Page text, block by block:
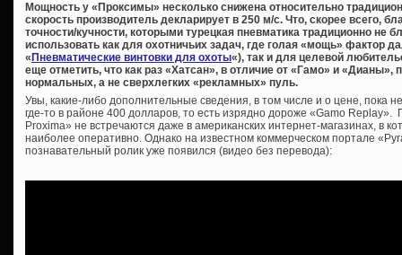
Мощность у «Проксимы» несколько снижена относительно
скорость производитель декларирует в 250 м/с. Что, скорее всего,
точности/кучности, которыми турецкая пневматика традиционно не
использовать как для охотничьих задач, где голая «мощь» фактор
« Пневматические винтовки для охоты«), так и для целевой
еще отметить, что как раз «Хатсан», в отличие от «Гамо» и
нормальных, а не сверхлегких «рекламных» пуль.
Увы, какие-либо дополнительные сведения, в том числе и о цене, пока
где-то в районе 400 долларов, то есть изрядно дороже «Gamo
Proxima» не встречаются даже в американских интернет-магазинах, в
наиболее оперативно. Однако на известном коммерческом портале
познавательный ролик уже появился (видео без перевода):